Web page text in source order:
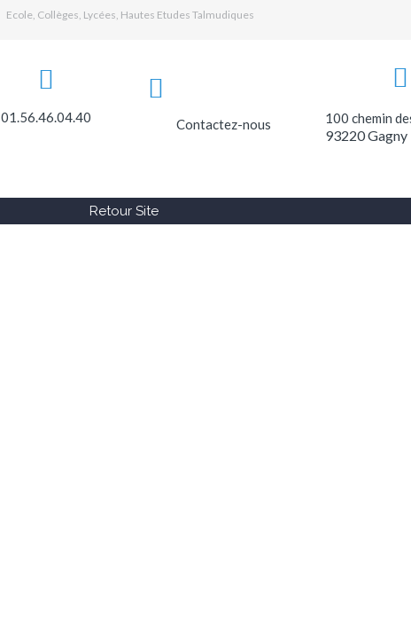
Ecole, Collèges, Lycées, Hautes Etudes Talmudiques
01.56.46.04.40 Contactez-nous 100 chemin
93220 Gagny
Retour Site